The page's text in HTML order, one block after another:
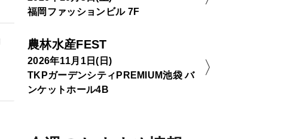
福岡ファッションビル 7F
農林水産FEST
2026年11月1日(日)
TKPガーデンシティPREMIUM池袋 バ
ンケットホール4B